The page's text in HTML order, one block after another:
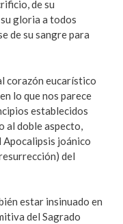
de su
gloria a todos
de su sangre para
corazón eucarístico
lo que nos parece
establecidos
al doble aspecto,
joánico
del
estar insinuado en
del Sagrado